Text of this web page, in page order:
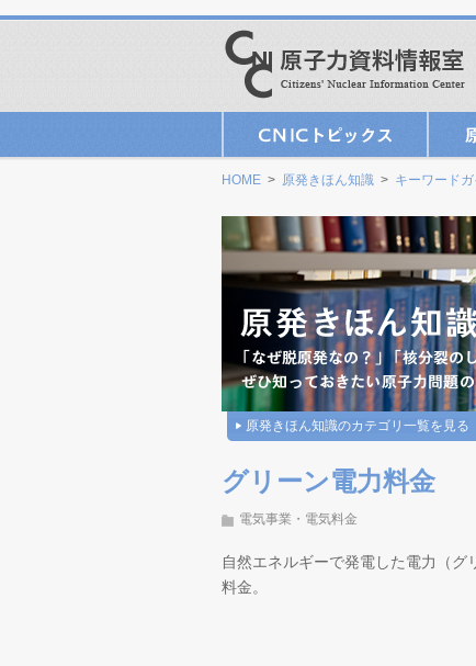
HOME > 原発きほん知識 > キーワードガ
原発きほん知識のカテゴリ一覧を見る
グリーン電力料金
電気事業・電気料金
自然エネルギーで発電した電力（
料金。